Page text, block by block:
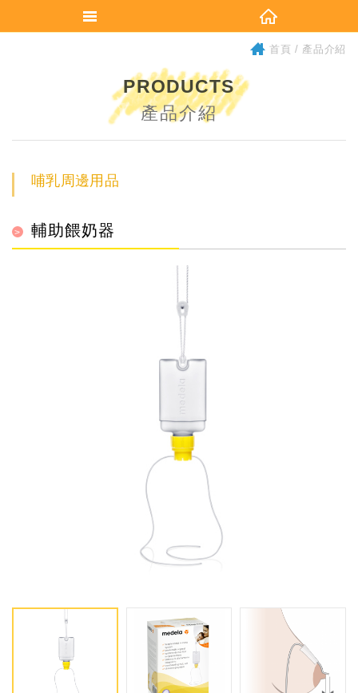
首頁 產品介紹
PRODUCTS
產品介紹
哺乳周邊用品
輔助餵奶器